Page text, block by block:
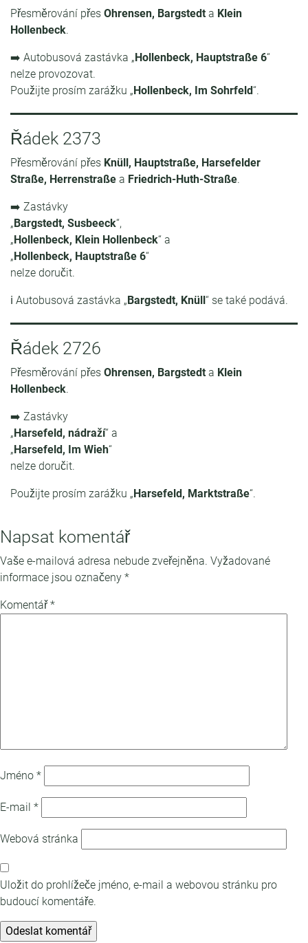
Přesměrování přes Ohrensen, Bargstedt a Klein
Hollenbeck.
➡️ Autobusová zastávka „Hollenbeck, Hauptstraße 6“
nelze provozovat.
Použijte prosím zarážku „Hollenbeck, Im Sohrfeld“.
Řádek 2373
Přesměrování přes Knüll, Hauptstraße, Harsefelder
Straße, Herrenstraße a Friedrich-Huth-Straße.
➡️ Zastávky
„Bargstedt, Susbeeck“,
„Hollenbeck, Klein Hollenbeck“ a
„Hollenbeck, Hauptstraße 6“
nelze doručit.
ℹ️ Autobusová zastávka „Bargstedt, Knüll“ se také podává.
Řádek 2726
Přesměrování přes Ohrensen, Bargstedt a Klein
Hollenbeck.
➡️ Zastávky
„Harsefeld, nádraží“ a
„Harsefeld, Im Wieh“
nelze doručit.
Použijte prosím zarážku „Harsefeld, Marktstraße“.
Napsat komentář
Vaše e-mailová adresa nebude zveřejněna. Vyžadované
informace jsou označeny *
Komentář*
Jméno *
E-mail *
Webová stránka
Uložit do prohlížeče jméno, e-mail a webovou stránku pro
budoucí komentáře.